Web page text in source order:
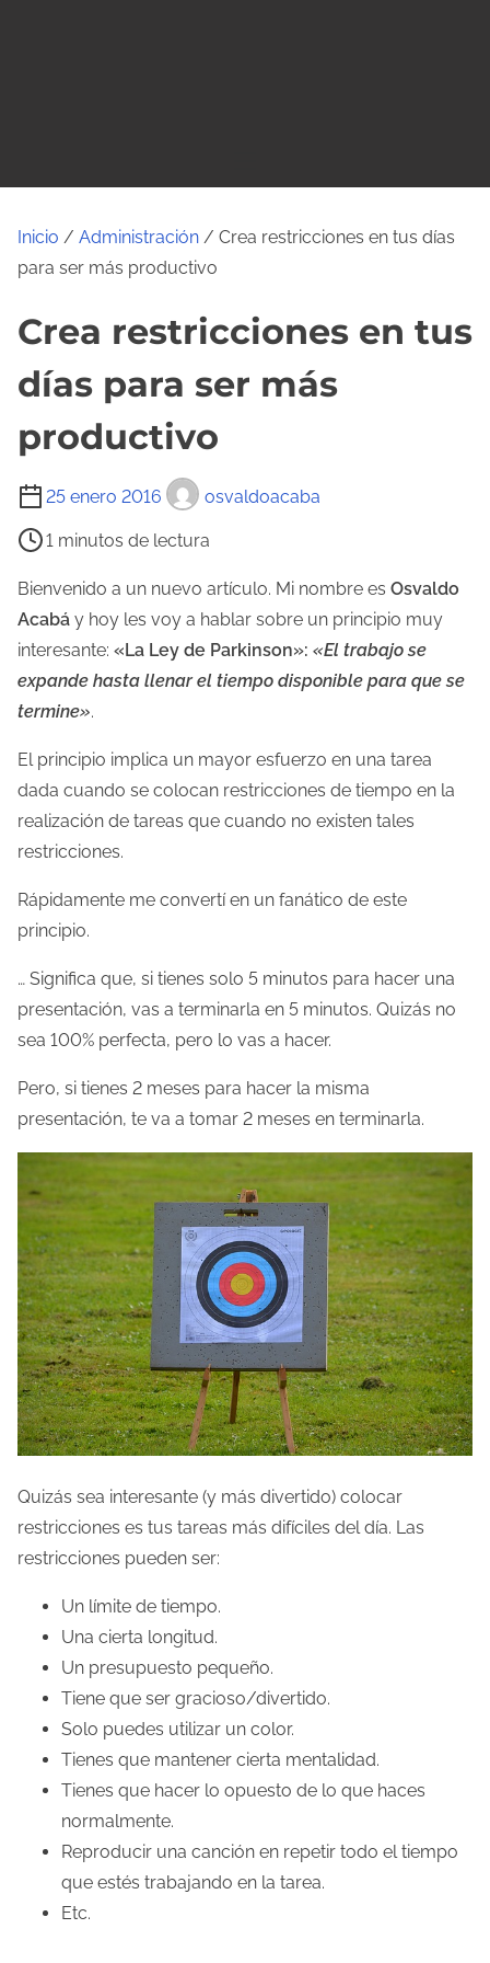
Inicio / Administración / Crea restricciones en tus días
para ser más productivo
Crea restricciones en tus
días para ser más
productivo
25 enero 2016 osvaldoacaba
T
e
m
p
o
d
e
e
c
t
u
r
e
l
a
t
a
a
1 minutos de lectura
Bienvenido a un nuevo artículo. Mi nombre es Osvaldo
Acabá y hoy les voy a hablar sobre un principio muy
interesante: «La Ley de Parkinson»: «El trabajo se
expande hasta llenar el tiempo disponible para que se
termine».
El principio implica un mayor esfuerzo en una tarea
dada cuando se colocan restricciones de tiempo en la
realización de tareas que cuando no existen tales
restricciones.
Rápidamente me convertí en un fanático de este
principio.
… Significa que, si tienes solo 5 minutos para hacer una
presentación, vas a terminarla en 5 minutos. Quizás no
sea 100% perfecta, pero lo vas a hacer.
Pero, si tienes 2 meses para hacer la misma
presentación, te va a tomar 2 meses en terminarla.
Quizás sea interesante (y más divertido) colocar
restricciones es tus tareas más difíciles del día. Las
restricciones pueden ser:
Un límite de tiempo.
Una cierta longitud.
Un presupuesto pequeño.
Tiene que ser gracioso/divertido.
Solo puedes utilizar un color.
Tienes que mantener cierta mentalidad.
Tienes que hacer lo opuesto de lo que haces
normalmente.
Reproducir una canción en repetir todo el tiempo
que estés trabajando en la tarea.
Etc.